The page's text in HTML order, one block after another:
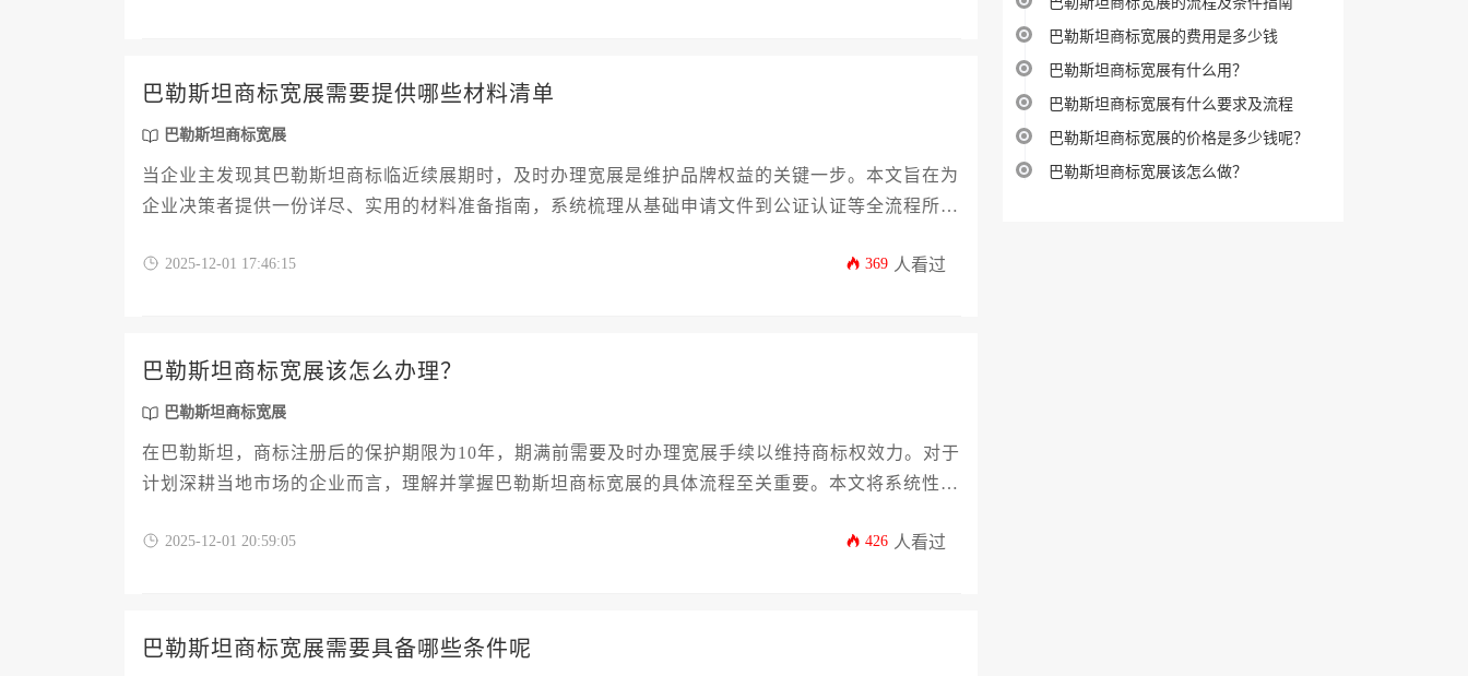
巴勒斯坦商标宽展需要提供哪些材料清单
巴勒斯坦商标宽展
当企业主发现其巴勒斯坦商标临近续展期时，及时办理宽展是维护品牌权益的关键一步。本文旨在为
企业决策者提供一份详尽、实用的材料准备指南，系统梳理从基础申请文件到公证认证等全流程所需
巴勒斯坦商标宽展申请，规避权利失效的风险，确保品牌在市场中的持续独占性。
2025-12-01 17:46:15 369 人看过
巴勒斯坦商标宽展该怎么办理？
巴勒斯坦商标宽展
在巴勒斯坦，商标注册后的保护期限为10年，期满前需要及时办理宽展手续以维持商标权效力。对于
计划深耕当地市场的企业而言，理解并掌握巴勒斯坦商标宽展的具体流程至关重要。本文将系统性地
风险，确保品牌资产在海外市场的持续安全。
2025-12-01 20:59:05 426 人看过
巴勒斯坦商标宽展需要具备哪些条件呢
巴勒斯坦商标宽展的费用是多少钱
巴勒斯坦商标宽展有什么用？
巴勒斯坦商标宽展有什么要求及流程
巴勒斯坦商标宽展的价格是多少钱呢？
巴勒斯坦商标宽展该怎么做？